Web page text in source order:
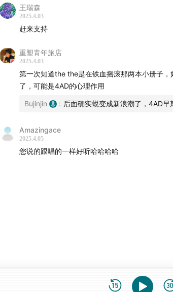
主播：吴建京
关于《以电传心》播客节目：
在这档播客节目中，我将主要和大家分享一些
聊天的形式输出一些对于这些唱片的理解。我
比较书面，其中很多唱片偏冷门，和这档播客节
王瑞森
2025.4.03
赶来支持
重塑青年旅店
2025.4.03
第一次知道the the是在铁血摇滚那两本小册子
了，可能是4AD的心理作用
Bujinjin : 后面确实蜕变成新浪潮了，4AD早
Amazingace
2025.4.05
您说的跟唱的一样好听哈哈哈哈